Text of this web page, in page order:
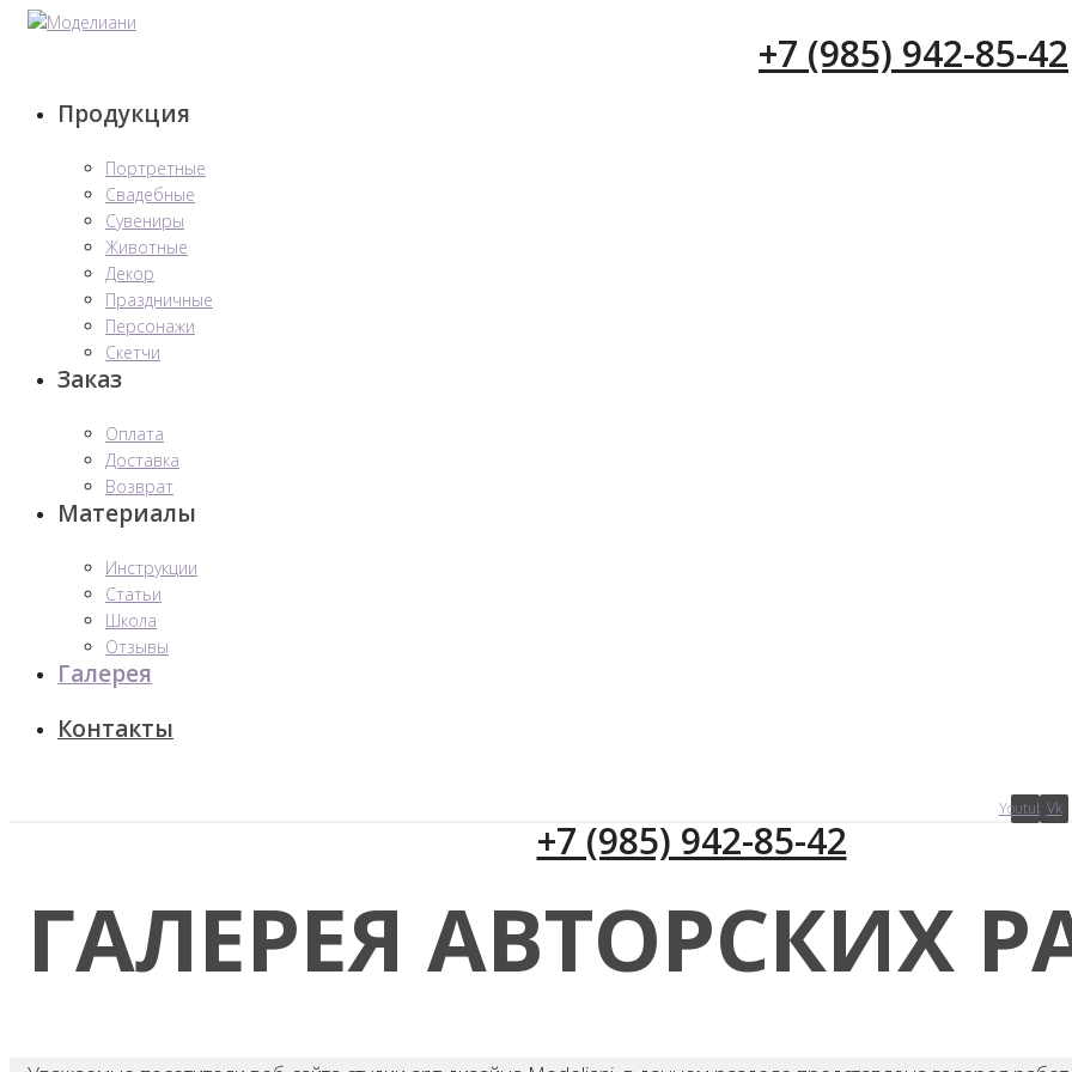
Перейти
+7 (985) 942-85-42
Продукция
Портретные
Свадебные
Сувениры
Животные
Декор
Праздничные
Персонажи
Скетчи
Заказ
Оплата
Доставка
Возврат
Материалы
Инструкции
Статьи
Школа
Отзывы
Галерея
Контакты
YoutubeVk
+7 (985) 942-85-42
ГАЛЕРЕЯ АВТОРСКИХ